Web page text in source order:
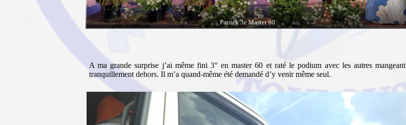
Patrick 3e Master 60
A ma grande surprise j’ai même fini 3° en master 60 et raté le podium avec les autres mangeant
tranquillement dehors. Il m’a quand-même été demandé d’y venir même seul.